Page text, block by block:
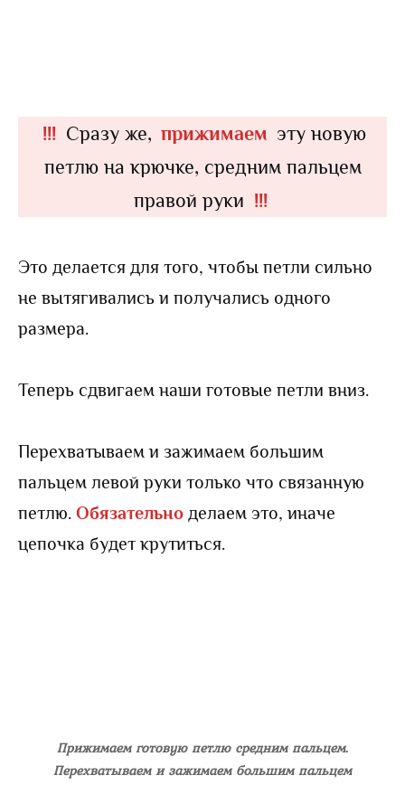
!!! Сразу же, прижимаем эту новую
петлю на крючке, средним пальцем
правой руки !!!
Это делается для того, чтобы петли сильно
не вытягивались и получались одного
размера.
Теперь сдвигаем наши готовые петли вниз.
Перехватываем и зажимаем большим
пальцем левой руки только что связанную
петлю. Обязательно делаем это, иначе
цепочка будет крутиться.
Прижимаем готовую петлю средним пальцем.
Перехватываем и зажимаем большим пальцем